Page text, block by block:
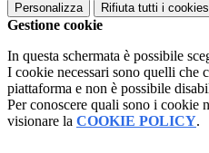
Personalizza Rifiuta tutti i cookies
Gestione cookie
In questa schermata è possibile
I cookie necessari sono quelli che
piattaforma e non è possibile
Per conoscere quali sono i cookie
visionare la COOKIE POLICY.